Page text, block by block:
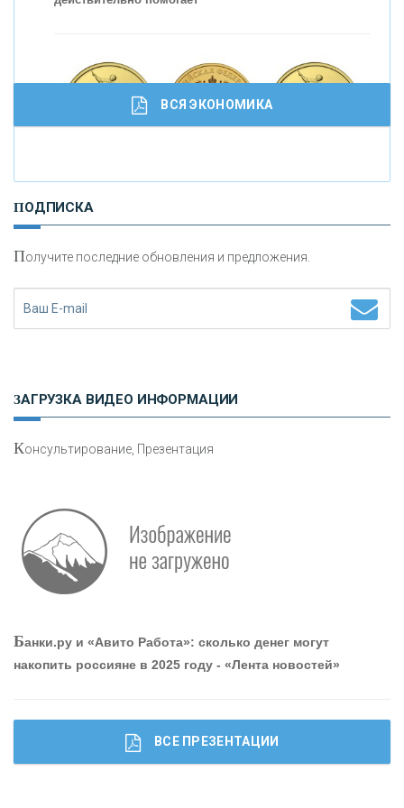
Работа мечты. Что банки делают для того, чтобы
привлечь и удержать персонал - «Интервью»
И
сохранения и увеличения капитала
ВСЯ ЭКОНОМИКА
ПОДПИСКА
Получите последние обновления и предложения.
ЗАГРУЗКА ВИДЕО ИНФОРМАЦИИ
Консультирование, Презентация
Банки.ру и «Авито Работа»: сколько денег могут
накопить россияне в 2025 году - «Лента новостей»
ВСЕ ПРЕЗЕНТАЦИИ